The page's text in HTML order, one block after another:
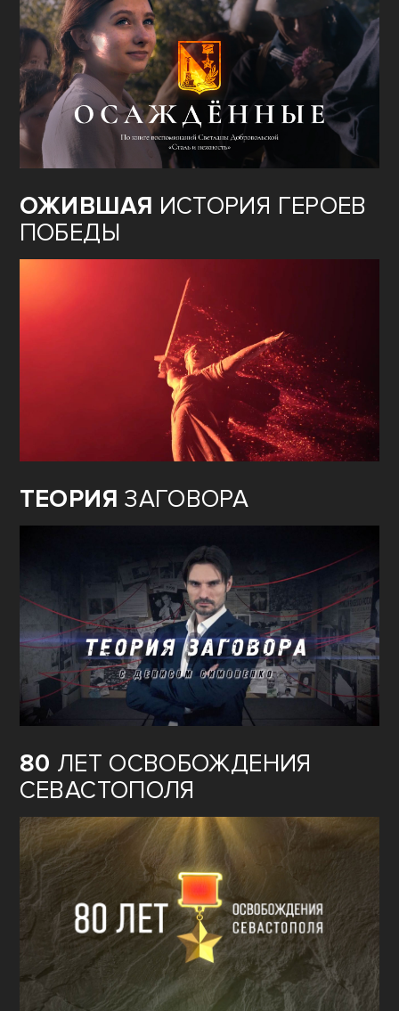
ОЖИВШАЯ ИСТОРИЯ ГЕРОЕВ
ПОБЕДЫ
ТЕОРИЯ ЗАГОВОРА
80 ЛЕТ ОСВОБОЖДЕНИЯ
СЕВАСТОПОЛЯ